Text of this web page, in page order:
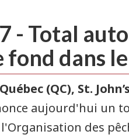
- Total
fond dans
(QC), St. John’s
aujourd'hui un
l'Organisation des